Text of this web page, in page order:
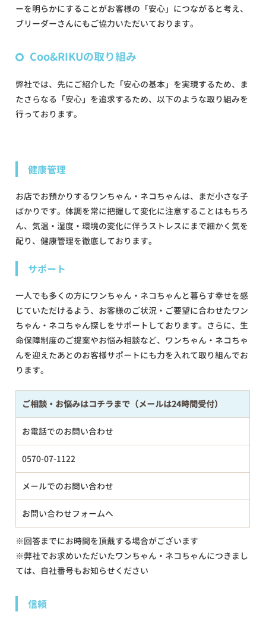
ーを明らかにすることがお客様の「安心」につながると考え、
ブリーダーさんにもご協力いただいております。
Coo&RIKUの取り組み
弊社では、先にご紹介した「安心の基本」を実現するため、ま
たさらなる「安心」を追求するため、以下のような取り組みを
行っております。
健康管理
お店でお預かりするワンちゃん・ネコちゃんは、まだ小さな子
ばかりです。体調を常に把握して変化に注意することはもちろ
ん、気温・湿度・環境の変化に伴うストレスにまで細かく気を
配り、健康管理を徹底しております。
サポート
一人でも多くの方にワンちゃん・ネコちゃんと暮らす幸せを感
じていただけるよう、お客様のご状況・ご要望に合わせたワン
ちゃん・ネコちゃん探しをサポートしております。さらに、生
命保障制度のご提案やお悩み相談など、ワンちゃん・ネコちゃ
んを迎えたあとのお客様サポートにも力を入れて取り組んでお
ります。
ご相談・お悩みはコチラまで（メールは24時間受付）
お電話でのお問い合わせ
0570-07-1122
メールでのお問い合わせ
お問い合わせフォームへ
※回答までにお時間を頂戴する場合がございます
※弊社でお求めいただいたワンちゃん・ネコちゃんにつきまし
ては、自社番号もお知らせください
信頼